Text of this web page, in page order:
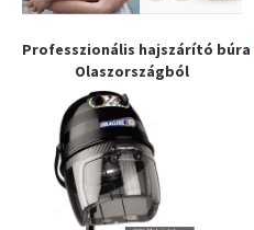
Professzionális hajszárító búra
Olaszországból